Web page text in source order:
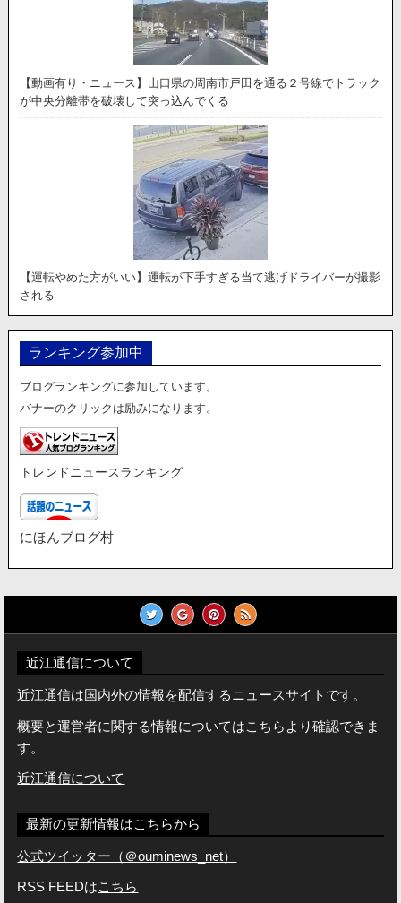
【動画有り・ニュース】山口県の周南市戸田を通る２号線でトラック
が中央分離帯を破壊して突っ込んでくる
【運転やめた方がいい】運転が下手すぎる当て逃げドライバーが撮影
される
ランキング参加中
ブログランキングに参加しています。
バナーのクリックは励みになります。
トレンドニュースランキング
にほんブログ村
近江通信について
近江通信は国内外の情報を配信するニュースサイトです。
概要と運営者に関する情報についてはこちらより確認できま
す。
近江通信について
最新の更新情報はこちらから
公式ツイッター（＠ouminews_net）
RSS FEEDはこちら